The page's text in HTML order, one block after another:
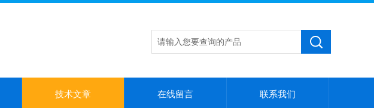
技术文章 在线留言 联系我们